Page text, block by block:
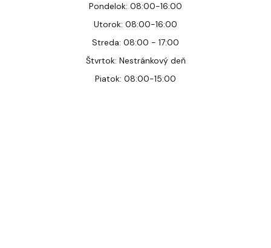
Pondelok: 08:00-16:00
Utorok: 08:00-16:00
Streda: 08:00 - 17:00
Štvrtok: Nestránkový deň
Piatok: 08:00-15:00